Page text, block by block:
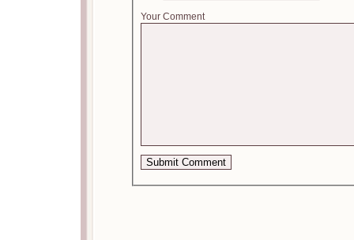
Your Comment